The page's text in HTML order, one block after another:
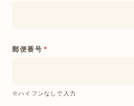
郵便番号 *
※ハイフンなしで入力